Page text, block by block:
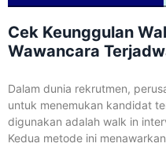
Cek Keunggulan
Wawancara
Dalam dunia rekrutmen,
untuk menemukan kandidat
digunakan adalah walk in
Kedua metode ini